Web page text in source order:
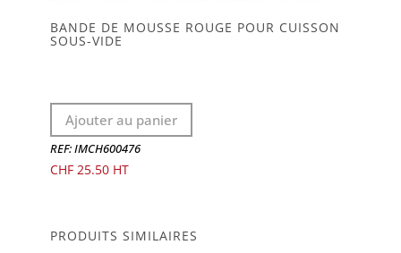
BANDE DE MOUSSE ROUGE POUR CUISSON
SOUS-VIDE
Ajouter au panier
REF: IMCH600476
CHF25.50
PRODUITS SIMILAIRES